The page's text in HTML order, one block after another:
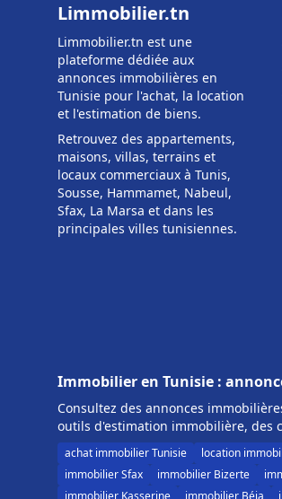
Limmobilier.tn
Limmobilier.tn est une
plateforme dédiée aux
annonces immobilières en
Tunisie pour l'achat, la location
et l'estimation de biens.
Retrouvez des appartements,
maisons, villas, terrains et
locaux commerciaux à Tunis,
Sousse, Hammamet, Nabeul,
Sfax, La Marsa et dans les
principales villes tunisiennes.
Immobilier en Tunisie :
Consultez des annonces
outils d'estimation immobilière, des
achat immobilier Tunisie location
immobilier Sfax
immobilier Bizerte
immobilier Kasserine
immobilier Béja